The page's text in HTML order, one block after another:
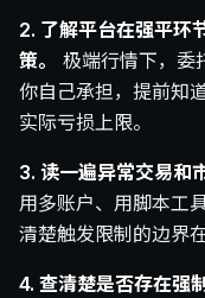
2. 了解平台在强平环
策。
极端行情下，委
你自己承担，提前知
实际亏损上限。
3. 读一遍异常交易和
用多账户、用脚本工
清楚触发限制的边界在
4. 查清楚是否存在强